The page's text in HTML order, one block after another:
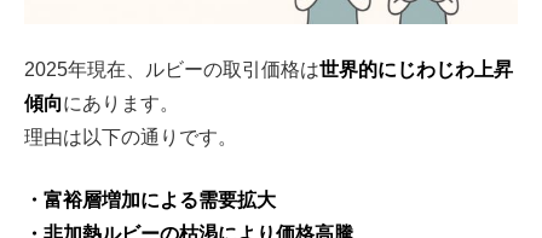
2025年現在、ルビーの取引価格は世界的にじわじわ上昇
傾向にあります。
理由は以下の通りです。
・富裕層増加による需要拡大
・非加熱ルビーの枯渇により価格高騰